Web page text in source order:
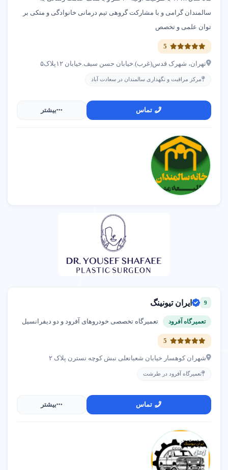
سالمندان گرامی و با مشارکت گروهی تیم درمانی خانوادگی و متکی بر
توان علمی و تخصص
تهران، شهرک قدس(غرب).خیابان حسن سیف.خیابان ۱۲پلاک۵
مرکز مراقبت و نگهداری سالمندان در سعادت آباد
تماس بیشتر
9 ایران تیونینگ
تعمیرگاه آفرود تعمیرگاه تخصصی خودروهای آفرود و دو دیفرانسیل
شهران کوهسار خیابان شعبانعلی نبش کوچه نسترن پلاک ۲
تعمیرگاه آفرود در طرشت
تماس بیشتر